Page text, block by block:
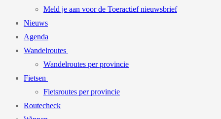
Meld je aan voor de Toeractief nieuwsbrief
Nieuws
Agenda
Wandelroutes
Wandelroutes per provincie
Fietsen
Fietsroutes per provincie
Routecheck